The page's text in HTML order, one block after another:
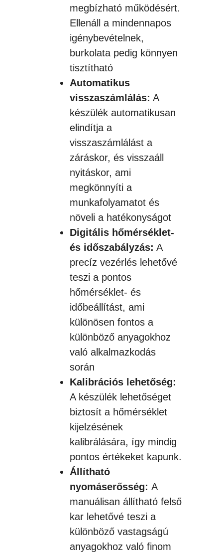
megbízható működésért.
Ellenáll a mindennapos
igénybevételnek,
burkolata pedig könnyen
tisztítható
Automatikus
visszaszámlálás: A
készülék automatikusan
elindítja a
visszaszámlálást a
záráskor, és visszaáll
nyitáskor, ami
megkönnyíti a
munkafolyamatot és
növeli a hatékonyságot
Digitális hőmérséklet-
és időszabályzás: A
precíz vezérlés lehetővé
teszi a pontos
hőmérséklet- és
időbeállítást, ami
különösen fontos a
különböző anyagokhoz
való alkalmazkodás
során
Kalibrációs lehetőség:
A készülék lehetőséget
biztosít a hőmérséklet
kijelzésének
kalibrálására, így mindig
pontos értékeket kapunk.
Állítható
nyomáserősség: A
manuálisan állítható felső
kar lehetővé teszi a
különböző vastagságú
anyagokhoz való finom